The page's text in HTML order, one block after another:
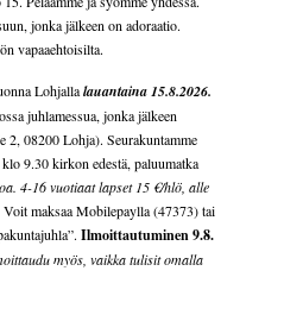
jonka jälkeen on adoraatio.
vapaaehtoisilta.
Lohjallalauantaina 15.8.2026.
juhlamessua, jonka jälkeen
08200 Lohja). Seurakuntamme
9.30 kirkon edestä, paluumatka
4-16 vuotiaat lapset 15 €/hlö, alle
maksaa Mobilepaylla (47373) tai
Ilmoittautuminen 9.8.
myös, vaikka tulisit omalla